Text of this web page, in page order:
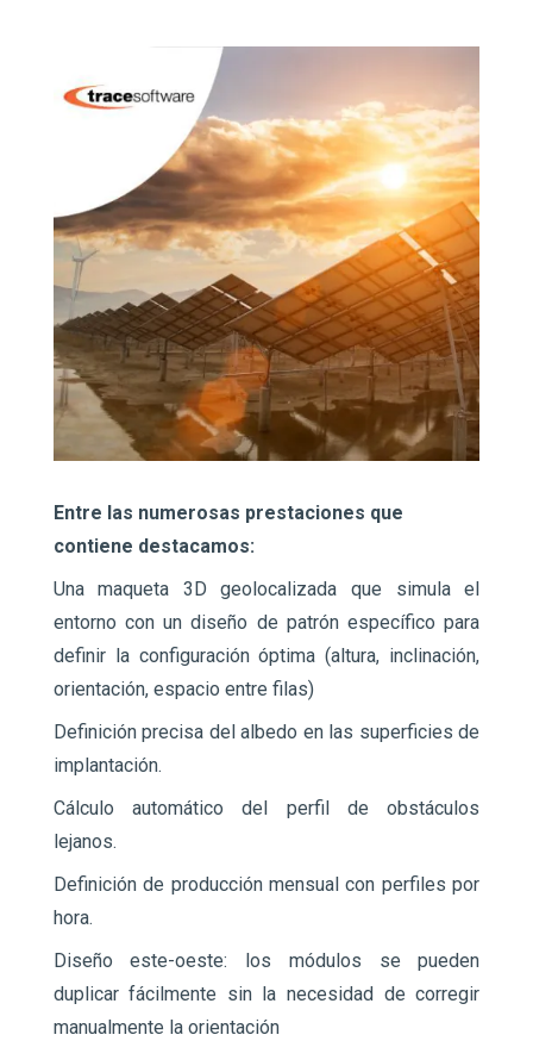
Entre las numerosas prestaciones que
contiene destacamos:
Una maqueta 3D geolocalizada que simula el
entorno con un diseño de patrón específico para
definir la configuración óptima (altura, inclinación,
orientación, espacio entre filas)
Definición precisa del albedo en las superficies de
implantación.
Cálculo automático del perfil de obstáculos
lejanos.
Definición de producción mensual con perfiles por
hora.
Diseño este-oeste: los módulos se pueden
duplicar fácilmente sin la necesidad de corregir
manualmente la orientación